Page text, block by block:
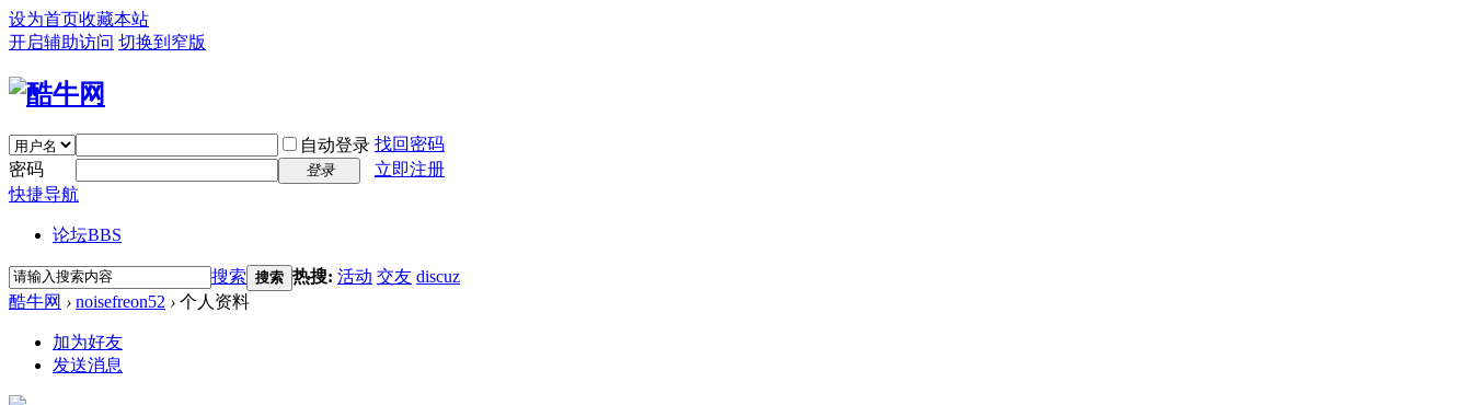
设为首页收藏本站
开启辅助访问 切换到窄版
自动登录 找回密码
密码
登录
立即注册
快捷导航
论坛BBS
搜索 搜索 热搜: 活动 交友 discuz
酷牛网 › noisefreon52 › 个人资料
加为好友
发送消息